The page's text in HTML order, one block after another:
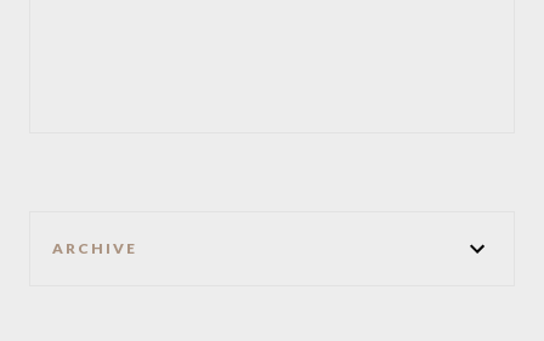
ARCHIVE